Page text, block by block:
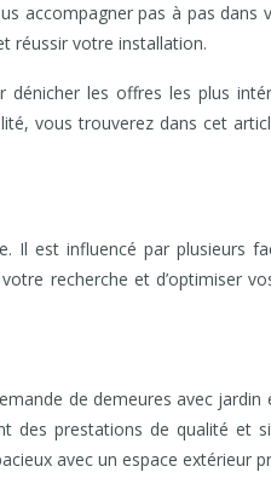
accompagner pas à pas
réussir votre installation.
les offres les plus
vous trouverez dans cet
Il est influencé par plusieurs
recherche et d’optimiser
de demeures avec
des prestations de qualité et
avec un espace extérieur